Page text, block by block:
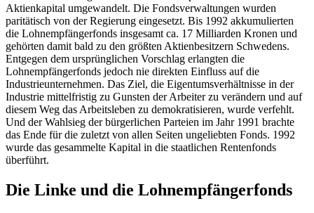
Aktienkapital umgewandelt. Die Fondsverwaltungen wurden
paritätisch von der Regierung eingesetzt. Bis 1992 akkumulierten
die Lohnempfängerfonds insgesamt ca. 17 Milliarden Kronen und
gehörten damit bald zu den größten Aktienbesitzern Schwedens.
Entgegen dem ursprünglichen Vorschlag erlangten die
Lohnempfängerfonds jedoch nie direkten Einfluss auf die
Industrieunternehmen. Das Ziel, die Eigentumsverhältnisse in der
Industrie mittelfristig zu Gunsten der Arbeiter zu verändern und auf
diesem Weg das Arbeitsleben zu demokratisieren, wurde verfehlt.
Und der Wahlsieg der bürgerlichen Parteien im Jahr 1991 brachte
das Ende für die zuletzt von allen Seiten ungeliebten Fonds. 1992
wurde das gesammelte Kapital in die staatlichen Rentenfonds
überführt.
Die Linke und die Lohnempfängerfonds